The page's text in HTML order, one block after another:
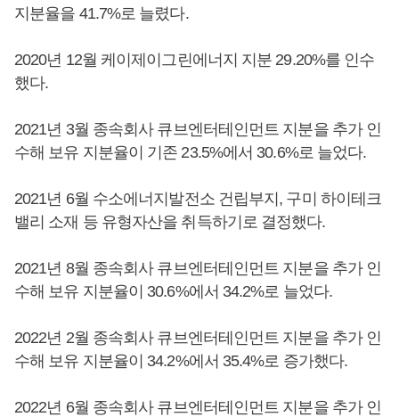
지분율을 41.7%로 늘렸다.
2020년 12월 케이제이그린에너지 지분 29.20%를 인수
했다.
2021년 3월 종속회사 큐브엔터테인먼트 지분을 추가 인
수해 보유 지분율이 기존 23.5%에서 30.6%로 늘었다.
2021년 6월 수소에너지발전소 건립부지, 구미 하이테크
밸리 소재 등 유형자산을 취득하기로 결정했다.
2021년 8월 종속회사 큐브엔터테인먼트 지분을 추가 인
수해 보유 지분율이 30.6%에서 34.2%로 늘었다.
2022년 2월 종속회사 큐브엔터테인먼트 지분을 추가 인
수해 보유 지분율이 34.2%에서 35.4%로 증가했다.
2022년 6월 종속회사 큐브엔터테인먼트 지분을 추가 인